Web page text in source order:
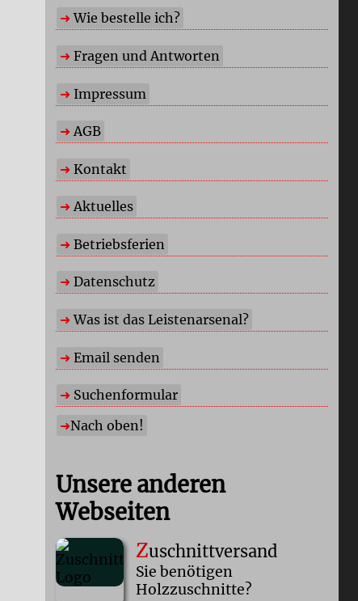
Wie bestelle ich?
Fragen und Antworten
Impressum
AGB
Kontakt
Aktuelles
Betriebsferien
Datenschutz
Was ist das Leistenarsenal?
Email senden
Suchenformular
Nach oben!
Unsere anderen
Webseiten
Zuschnittversand
Sie benötigen
Holzzuschnitte?